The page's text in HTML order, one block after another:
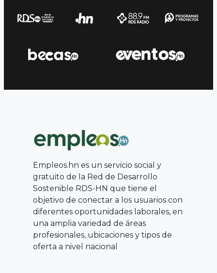
Empleos.hn es un servicio social y
gratuito de la Red de Desarrollo
Sostenible RDS-HN que tiene el
objetivo de conectar a los usuarios con
diferentes oportunidades laborales, en
una amplia variedad de áreas
profesionales, ubicaciones y tipos de
oferta a nivel nacional